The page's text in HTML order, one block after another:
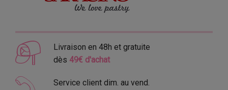
Livraison en 48h et gratuite
dès 49€ d'achat
Service client dim. au vend.